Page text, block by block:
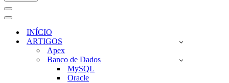
Menu
de
navegação
Menu
navegaçãoINÍCIO
ARTIGOS
Apex
Banco de Dados
MySQL
Oracle